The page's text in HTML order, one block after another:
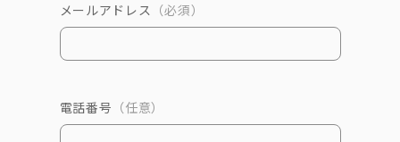
メールアドレス （必須）
電話番号 （任意）